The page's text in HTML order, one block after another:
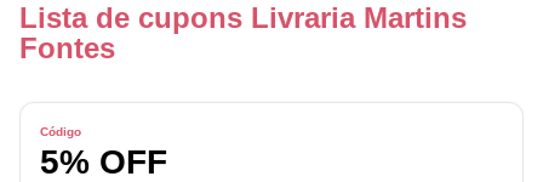
Lista de cupons Livraria Martins
Fontes
Código
5% OFF